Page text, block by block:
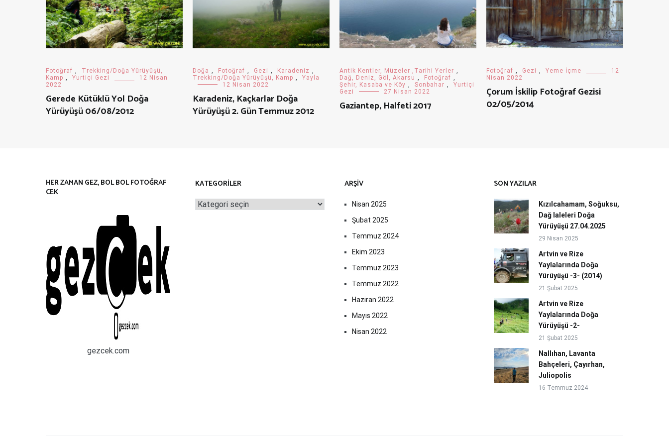
Fotoğraf ,
Trekking/Doğa Yürüyüşü,
Kamp , Yurtiçi Gezi
12 Nisan
2022
Gerede Kütüklü Yol Doğa
Yürüyüşü 06/08/2012
Doğa , Fotoğraf , Gezi , Karadeniz ,
Trekking/Doğa Yürüyüşü, Kamp ,
Yayla
12 Nisan 2022
Karadeniz, Kaçkarlar Doğa
Yürüyüşü 2. Gün Temmuz 2012
Antik Kentler, Müzeler ,Tarihi Yerler ,
Dağ, Deniz, Göl, Akarsu , Fotoğraf ,
Şehir, Kasaba ve Köy , Sonbahar ,
Yurtiçi
Gezi
27 Nisan 2022
Gaziantep, Halfeti 2017
Fotoğraf , Gezi , Yeme İçme
12
Nisan 2022
Çorum İskilip Fotoğraf Gezisi
02/05/2014
HER ZAMAN GEZ, BOL BOL FOTOĞRAF
CEK
gezcek.com
KATEGORILER
Kategoriler
ARŞIV
Nisan 2025
Şubat 2025
Temmuz 2024
Ekim 2023
Temmuz 2023
Temmuz 2022
Haziran 2022
Mayıs 2022
Nisan 2022
SON YAZILAR
Kızılcahamam, Soğuksu,
Dağ laleleri Doğa
Yürüyüşü 27.04.2025
29 Nisan 2025
Artvin ve Rize
Yaylalarında Doğa
Yürüyüşü -3- (2014)
21 Şubat 2025
Artvin ve Rize
Yaylalarında Doğa
Yürüyüşü -2-
21 Şubat 2025
Nallıhan, Lavanta
Bahçeleri, Çayırhan,
Juliopolis
16 Temmuz 2024